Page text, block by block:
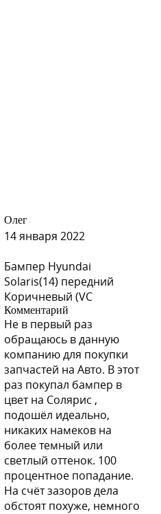
Олег
14 января 2022
Бампер Hyundai
Solaris(14) передний
Коричневый (VC
Комментарий
Не в первый раз
обращаюсь в данную
компанию для покупки
запчастей на Авто. В этот
раз покупал бампер в
цвет на Солярис ,
подошёл идеально,
никаких намеков на
более темный или
светлый оттенок. 100
процентное попадание.
На счёт зазоров дела
обстоят похуже, немного